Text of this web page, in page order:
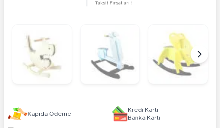
Taksit Fırsatları !
Kapıda Ödeme
Kredi Kartı
Banka Kartı